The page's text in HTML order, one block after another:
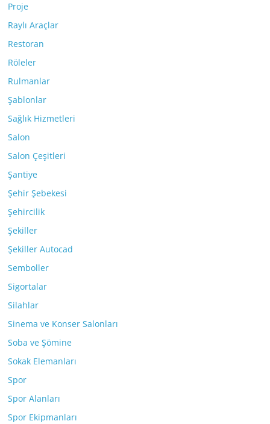
Proje
Raylı Araçlar
Restoran
Röleler
Rulmanlar
Şablonlar
Sağlık Hizmetleri
Salon
Salon Çeşitleri
Şantiye
Şehir Şebekesi
Şehircilik
Şekiller
Şekiller Autocad
Semboller
Sigortalar
Silahlar
Sinema ve Konser Salonları
Soba ve Şömine
Sokak Elemanları
Spor
Spor Alanları
Spor Ekipmanları